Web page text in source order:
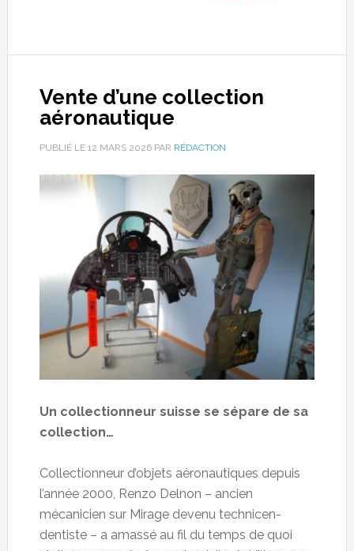
Vente d’une collection
aéronautique
PUBLIÉ LE 12 MARS 2026PAR RÉDACTION
Un collectionneur suisse se sépare de sa
collection…
Collectionneur d’objets aéronautiques depuis
l’année 2000, Renzo Delnon – ancien
mécanicien sur Mirage devenu technicen-
dentiste – a amassé au fil du temps de quoi